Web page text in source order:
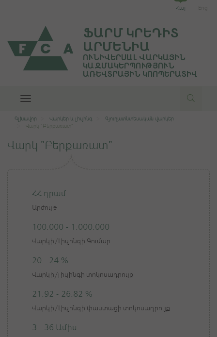
Հայ
ՖԱՐՄ ԿՐԵԴԻՏ
ԱՐՄԵՆԻԱ
ՈՒՆԻՎԵՐՍԱԼ ՎԱՐԿԱՅԻՆ
ԿԱԶՄԱԿԵՐՊՈՒԹՅՈՒՆ
ԱՌԵՎՏՐԱՅԻՆ ԿՈՈՊԵՐԱՏԻՎ
Toggle
Գլխավոր Վարկեր և լիզինգ
Գյուղատնտեսական վարկեր
Վարկ "Բերքառատ"
Վարկ "Բերքառատ"
ՀՀ դրամ
Արժույթ
100.000 - 1.000.000
Վարկի/Լիզինգի Գումար
20 - 24 %
Վարկի/լիզինգի տոկոսադրույք
21.92 - 26.82 %
Վարկի/Լիզինգի փաստացի տոկոսադրույք
3 - 36 Ամիս